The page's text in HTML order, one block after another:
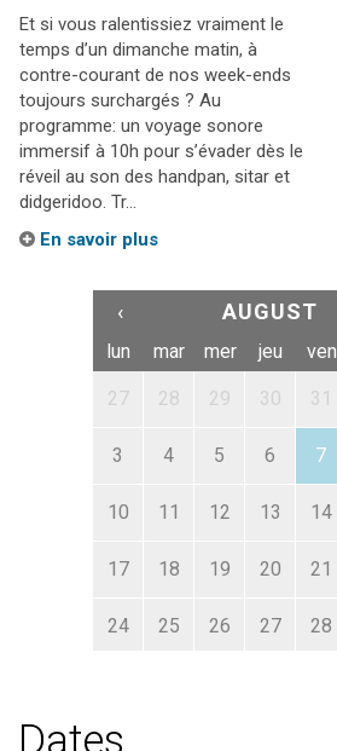
Et si vous ralentissiez vraiment le
temps d’un dimanche matin, à
contre-courant de nos week-ends
toujours surchargés ? Au
programme: un voyage sonore
immersif à 10h pour s’évader dès le
réveil au son des handpan, sitar et
didgeridoo. Tr...
En savoir plus
‹ AUGUST
lun mar mer jeu ven
27 28 29 30 31
3 4 5 6 7
10 11 12 13 14
17 18 19 20 21
24 25 26 27 28